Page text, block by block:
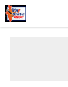
Skip
to